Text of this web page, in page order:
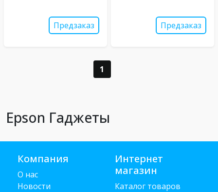
Предзаказ Предзаказ
1
Epson Гаджеты
Компания
О нас
Новости
Интернет
магазин
Каталог товаров